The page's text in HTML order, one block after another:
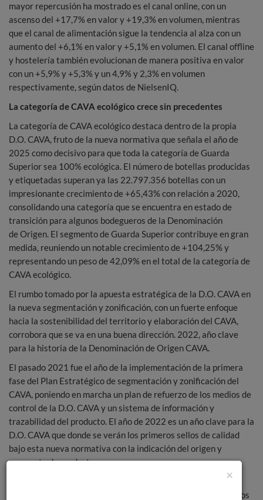
mayor repercusión ha mostrado es el canal online, con un
ascenso del +17,7% en valor y +19,3% en volumen, mientras
que el canal de alimentación sigue la tendencia al alza con un
aumento del +6,1% en valor y +5,1% en volumen. El canal offline
y hostelería también evolucionan de manera positiva en valor
con un +5,9% y +5,3% y un 4,9% y 2,3% en volumen
respectivamente, según datos de NielsenIQ.
La categoría de CAVA ecológico crece sin precedentes
La categoría de CAVA ecológico destaca dentro de la propia
D.O. CAVA, fruto de la nueva normativa que señala el año de
2025 como decisivo para que toda la categoría de Guarda
Superior sea 100% ecológica. El número de botellas producidas
y etiquetadas superan ya las 22.797.356 botellas con un
impresionante crecimiento de +65,43% con relación a 2020,
consolidando una categoría que se encuentra en estado de
transición para algunos bodegueros de la Denominación
de Origen. El segmento de Guarda Superior contribuye en gran
medida, reuniendo un notable crecimiento de +104,25% y
representando un peso de 42,09% en el total de la categoría de
CAVA ecológico.
El rumbo tomado por la apuesta estratégica de la D.O. CAVA en
la nueva segmentación y zonificación, con un fuerte enfoque
hacia la sostenibilidad del territorio y elaboración del CAVA,
corrobora que se va en una buena dirección. 2022, año clave
para la historia de la Denominación de Origen CAVA.
El pasado 2021 fue el año de la implementación de la primera
fase del Plan Estratégico de segmentación y zonificación del
CAVA, poniendo en marcha un plan de refuerzo de los medios de
control de la D.O. CAVA y un sistema de información y
trazabilidad del producto. El año de 2022 es un año clave para la
D.O. CAVA que donde se verán los primeros sellos de calidad
bajo esta nueva normativa con la indicación del origen y
segmento de producto.
españoles Barcelona Wine Week, se presentarán estos nuevos
×